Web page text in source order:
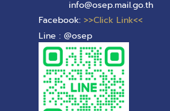
info@osep.mail.go.th
Facebook: >>Click Link<<
Line : @osep